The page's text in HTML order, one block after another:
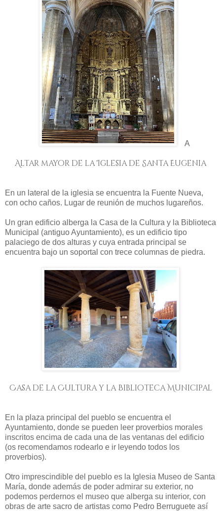
A
Altar mayor de la Iglesia de Santa Eugenia
En un lateral de la iglesia se encuentra la Fuente Nueva,
con ocho caños. Lugar de reunión de muchos lugareños.
Un gran edificio alberga la Casa de la Cultura y la Biblioteca
Municipal (antiguo Ayuntamiento), es un edificio tipo
palaciego de dos alturas y cuya entrada principal se
encuentra bajo un soportal con trece columnas de piedra.
Casa de la Cultura y la Biblioteca Municipal
En la plaza principal del pueblo se encuentra el
Ayuntamiento, donde se pueden leer proverbios morales
inscritos encima de cada una de las ventanas del edificio
(os recomendamos rodearlo e ir leyendo todos los
proverbios).
Otro imprescindible del pueblo es la Iglesia Museo de Santa
María, donde además de poder admirar su exterior, no
podemos perdernos el museo que alberga su interior, con
obras de arte sacro de artistas como Pedro Berruguete así